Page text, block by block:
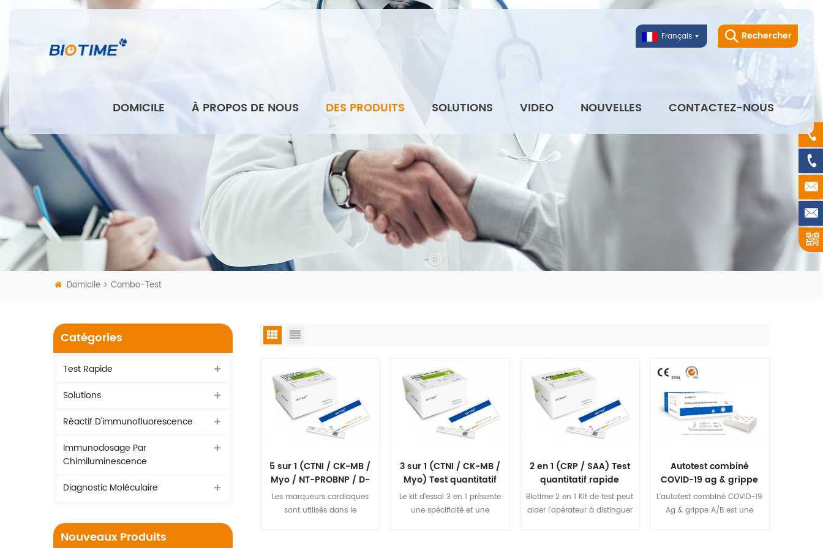
Rechercher
Français
DOMICILE À PROPOS DE NOUS DES PRODUITS SOLUTIONS VIDEO NOUVELLES CONTACTEZ-NOUS
Domicile Combo-Test
5 sur 1 (CTNI / CK-MB /
Myo / NT-PROBNP / D-
dimère) Test quantitatif
rapide
Les marqueurs cardiaques
sont utilisés dans le
3 sur 1 (CTNI / CK-MB /
Myo) Test quantitatif
rapide
Le kit d'essai 3 en 1 présente
une spécificité et une
2 en 1 (CRP / SAA) Test
quantitatif rapide
Biotime 2 en 1 Kit de test peut
aider l'opérateur à distinguer
Autotest combiné
COVID-19 ag & grippe
A/B
L'autotest combiné COVID-19
Ag & grippe A/B est une
Catégories
Test Rapide
Solutions
Réactif D'immunofluorescence
Immunodosage Par
Chimiluminescence
Diagnostic Moléculaire
Nouveaux Produits